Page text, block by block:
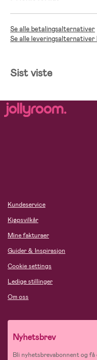
Se alle betalingsalternativer
Se alle leveringsalternativer
Sist viste
Kundeservice
Kjøpsvilkår
Mine fakturaer
Guider & Inspirasjon
Cookie settings
Ledige stillinger
Om oss
Nyhetsbrev
Bli nyhetsbrevabonnent og få